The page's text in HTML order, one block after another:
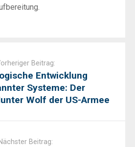
Beitrag:
Entwicklung
Systeme: Der
Wolf der US-Armee
Beitrag: